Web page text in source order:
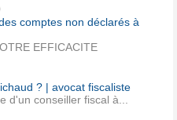
comptes non déclarés à
EFFICACITE
? | avocat fiscaliste
d'un conseiller fiscal à...